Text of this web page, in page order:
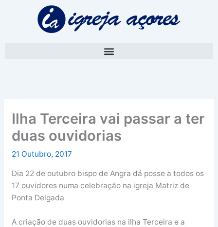
Ilha Terceira vai passar a ter
duas ouvidorias
21 Outubro, 2017
Dia 22 de outubro bispo de Angra dá posse a todos os
17 ouvidores numa celebração na igreja Matriz de
Ponta Delgada
A criação de duas ouvidorias na ilha Terceira e a